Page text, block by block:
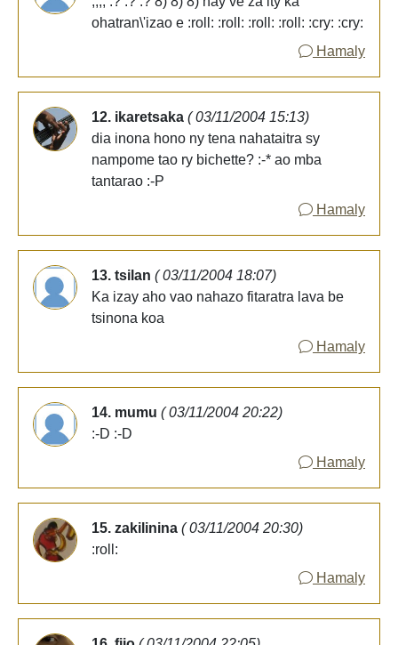
ohatran\'izao e :roll: :roll: :roll: :roll: :cry: :cry:
Hamaly
12. ikaretsaka ( 03/11/2004 15:13)
dia inona hono ny tena nahataitra sy
nampome tao ry bichette? :-* ao mba
tantarao :-P
Hamaly
13. tsilan ( 03/11/2004 18:07)
Ka izay aho vao nahazo fitaratra lava be
tsinona koa
Hamaly
14. mumu ( 03/11/2004 20:22)
:-D :-D
Hamaly
15. zakilinina ( 03/11/2004 20:30)
:roll:
Hamaly